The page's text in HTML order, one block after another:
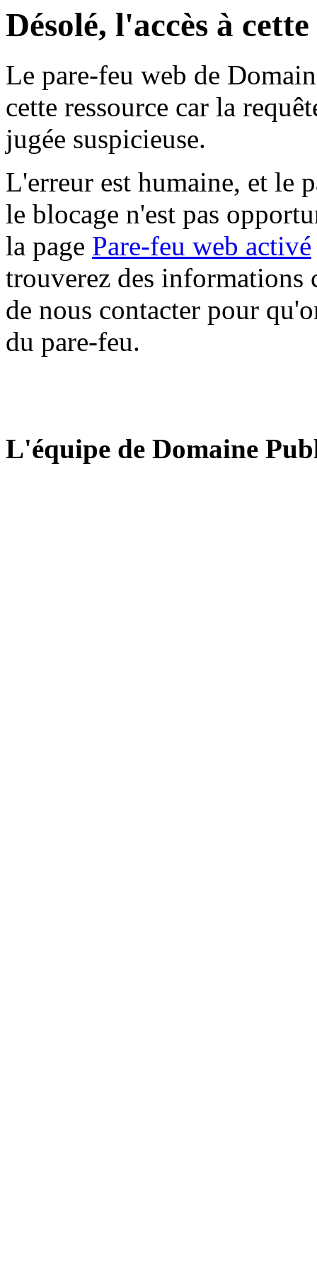
Désolé, l'accès à
Le pare-feu web de
cette ressource car la
jugée suspicieuse.
L'erreur est humaine, et le
le blocage n'est pas
la page Pare-feu web activé
trouverez des informations
de nous contacter pour
du pare-feu.
L'équipe de Domaine